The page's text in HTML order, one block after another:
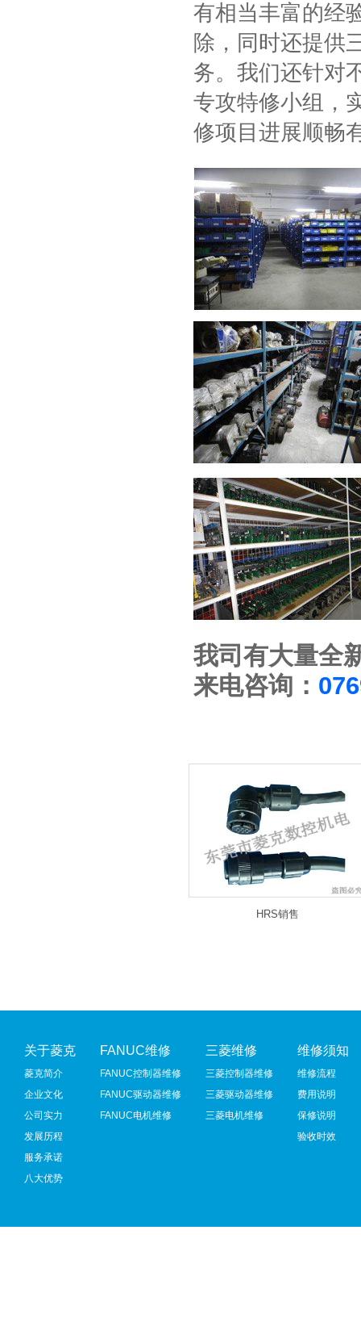
有相当丰富的经
除，同时还提供
务。我们还针对
专攻特修小组，
修项目进展顺畅
我司有大量全
来电咨询：
HRS销售
关于菱克
菱克简介
企业文化
公司实力
发展历程
服务承诺
八大优势
FANUC维修
FANUC控制器维修
FANUC驱动器维修
FANUC电机维修
三菱维修
三菱控制器维修
三菱驱动器维修
三菱电机维修
维修须知
维修流程
费用说明
保修说明
验收时效